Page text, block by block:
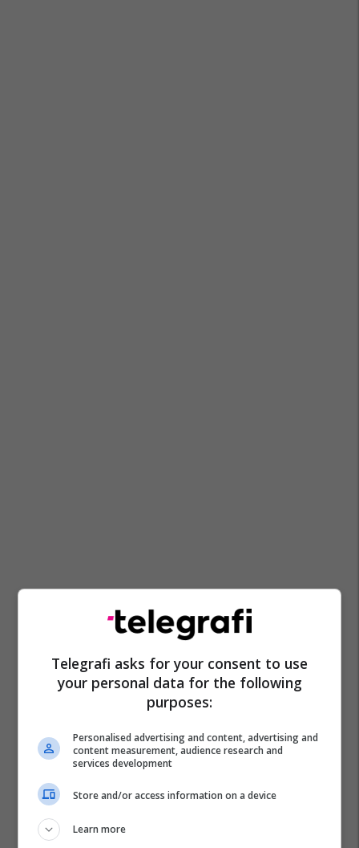
Telegrafi asks for your consent to use
your personal data for the following
purposes:
Personalised advertising and content, advertising and
content measurement, audience research and
services development
Store and/or access information on a device
Learn more